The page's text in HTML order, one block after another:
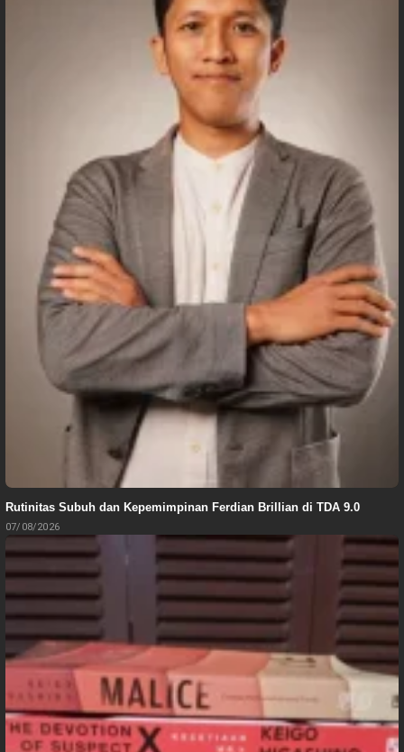
Rutinitas Subuh dan Kepemimpinan Ferdian Brillian di TDA 9.0
07/08/2026